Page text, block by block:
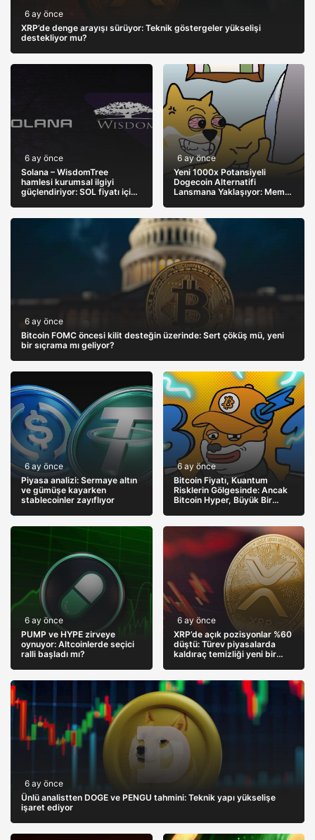
6 ay önce
XRP’de denge arayışı sürüyor: Teknik göstergeler yükselişi
destekliyor mu?
6 ay önce
Solana – WisdomTree
hamlesi kurumsal ilgiyi
güçlendiriyor: SOL fiyatı için
6 ay önce
Yeni 1000x Potansiyeli
Dogecoin Alternatifi
Lansmana Yaklaşıyor: Meme
6 ay önce
Bitcoin FOMC öncesi kilit desteğin üzerinde: Sert çöküş mü, yeni
bir sıçrama mı geliyor?
6 ay önce
Piyasa analizi: Sermaye altın
ve gümüşe kayarken
stablecoinler zayıflıyor
6 ay önce
Bitcoin Fiyatı, Kuantum
Risklerin Gölgesinde: Ancak
Bitcoin Hyper, Büyük Bir
6 ay önce
PUMP ve HYPE zirveye
oynuyor: Altcoinlerde seçici
ralli başladı mı?
6 ay önce
XRP’de açık pozisyonlar %60
düştü: Türev piyasalarda
kaldıraç temizliği yeni bir
6 ay önce
Ünlü analistten DOGE ve PENGU tahmini: Teknik yapı yükselişe
işaret ediyor